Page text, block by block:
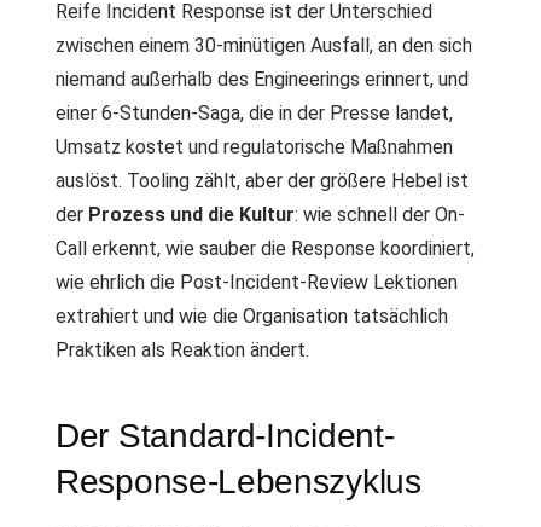
Reife Incident Response ist der Unterschied
zwischen einem 30-minütigen Ausfall, an den sich
niemand außerhalb des Engineerings erinnert, und
einer 6-Stunden-Saga, die in der Presse landet,
Umsatz kostet und regulatorische Maßnahmen
auslöst. Tooling zählt, aber der größere Hebel ist
der Prozess und die Kultur: wie schnell der On-
Call erkennt, wie sauber die Response koordiniert,
wie ehrlich die Post-Incident-Review Lektionen
extrahiert und wie die Organisation tatsächlich
Praktiken als Reaktion ändert.
Der Standard-Incident-
Response-Lebenszyklus